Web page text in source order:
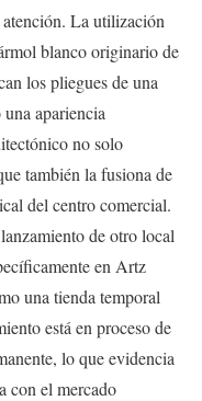
La utilización
blanco originario de
los pliegues de una
apariencia
no solo
también la fusiona de
del centro comercial.
de otro local
en Artz
una tienda temporal
está en proceso de
lo que evidencia
con el mercado